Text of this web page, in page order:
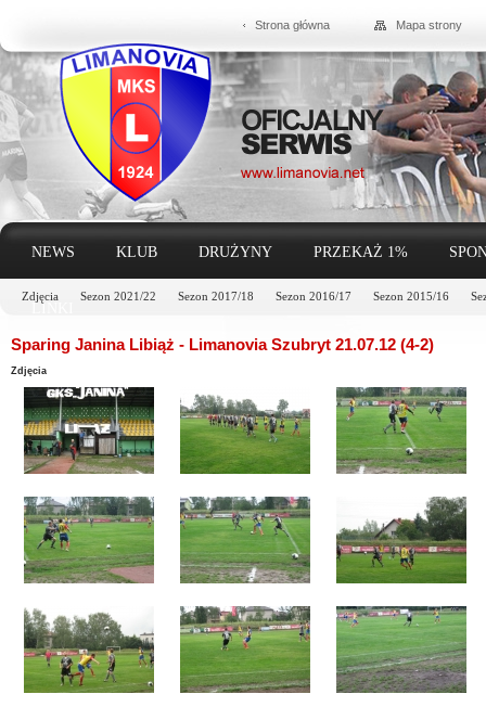
Strona główna Mapa strony
NEWS KLUB DRUŻYNY PRZEKAŻ 1%
Zdjęcia Sezon 2021/22 Sezon 2017/18 Sezon 2016/17 Sezon 2015/16
LINKI
Sparing Janina Libiąż - Limanovia Szubryt 21.07.12 (4-2)
Zdjęcia